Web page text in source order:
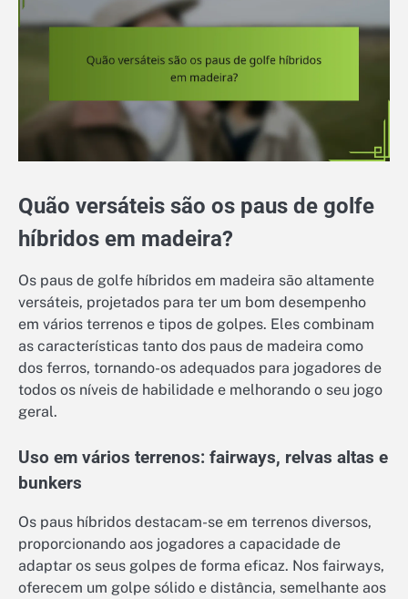
Quão versáteis são os paus de golfe
híbridos em madeira?
Os paus de golfe híbridos em madeira são altamente
versáteis, projetados para ter um bom desempenho
em vários terrenos e tipos de golpes. Eles combinam
as características tanto dos paus de madeira como
dos ferros, tornando-os adequados para jogadores de
todos os níveis de habilidade e melhorando o seu jogo
geral.
Uso em vários terrenos: fairways, relvas altas e
bunkers
Os paus híbridos destacam-se em terrenos diversos,
proporcionando aos jogadores a capacidade de
adaptar os seus golpes de forma eficaz. Nos fairways,
oferecem um golpe sólido e distância, semelhante aos